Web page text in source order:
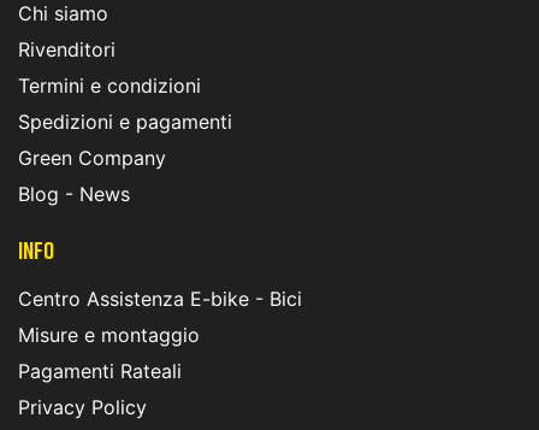
Chi siamo
Rivenditori
Termini e condizioni
Spedizioni e pagamenti
Green Company
Blog - News
INFO
Centro Assistenza E-bike - Bici
Misure e montaggio
Pagamenti Rateali
Privacy Policy